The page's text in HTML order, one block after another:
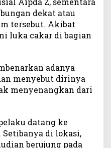
dekat atau
tersebut. Akibat
luka cakar di bagian
adanya
menyebut dirinya
menyenangkan dari
datang ke
Setibanya di lokasi,
berujung pada